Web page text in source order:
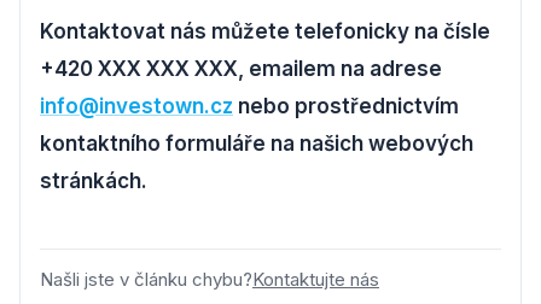
Kontaktovat nás můžete telefonicky na čísle
+420 XXX XXX XXX, emailem na adrese
info@investown.cz nebo prostřednictvím
kontaktního formuláře na našich webových
stránkách.
Našli jste v článku chybu?Kontaktujte nás